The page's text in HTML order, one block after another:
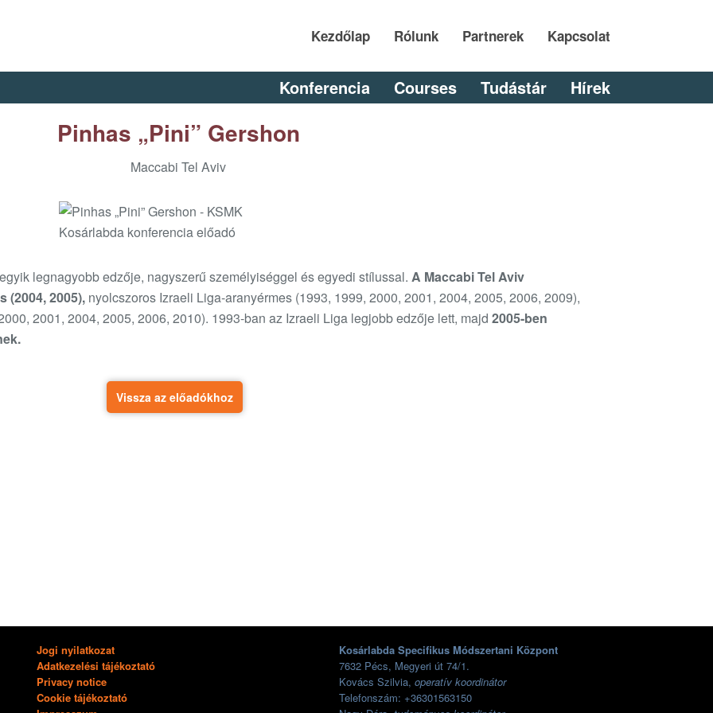
Kezdőlap Rólunk Partnerek Kapcsolat
Konferencia Courses Tudástár Hírek
Pinhas „Pini” Gershon
Maccabi Tel Aviv
legnagyobb edzője, nagyszerű személyiséggel és egyedi stílussal. A Maccabi Tel Aviv
(2004, 2005), nyolcszoros Izraeli Liga-aranyérmes (1993, 1999, 2000, 2001, 2004, 2005, 2006, 2009),
2001, 2004, 2005, 2006, 2010). 1993-ban az Izraeli Liga legjobb edzője lett, majd 2005-ben
Vissza az előadókhoz
Jogi nyilatkozat
Adatkezelési tájékoztató
Privacy notice
Cookie tájékoztató
Kosárlabda Specifikus Módszertani Központ
7632 Pécs, Megyeri út 74/1.
Kovács Szilvia, operatív koordinátor
Telefonszám: +36301563150